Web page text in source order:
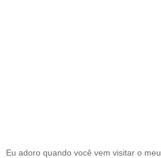
Eu adoro quando você vem visitar o meu